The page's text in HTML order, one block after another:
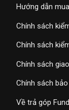
Hướng dẫn
Chính sách
Chính sách
Chính sách
Chính sách
Về trả góp